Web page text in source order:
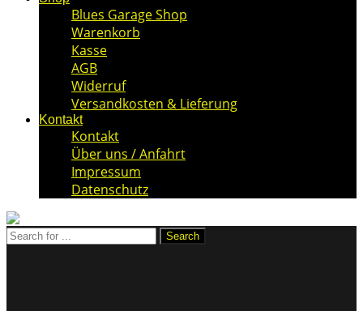
Blues Garage Shop
Warenkorb
Kasse
AGB
Widerruf
Versandkosten & Lieferung
Kontakt
Kontakt
Über uns / Anfahrt
Impressum
Datenschutz